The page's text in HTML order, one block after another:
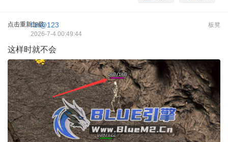
点击重新加载 板凳
flzt@123
2026-7-4 00:49:44
这样时就不会